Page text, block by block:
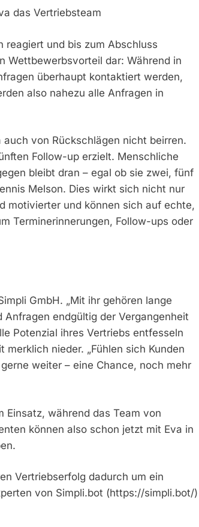
das Vertriebsteam
reagiert und bis zum Abschluss
Wettbewerbsvorteil dar: Während in
überhaupt kontaktiert werden,
also nahezu alle Anfragen in
von Rückschlägen nicht beirren.
Follow-up erzielt. Menschliche
bleibt dran – egal ob sie zwei, fünf
Melson. Dies wirkt sich nicht nur
motivierter und können sich auf echte,
Terminerinnerungen, Follow-ups oder
GmbH. „Mit ihr gehören lange
endgültig der Vergangenheit
Potenzial ihres Vertriebs entfesseln
nieder. „Fühlen sich Kunden
weiter – eine Chance, noch mehr
Einsatz, während das Team von
können also schon jetzt mit Eva in
Vertriebserfolg dadurch um ein
von Simpli.bot (https://simpli.bot/)